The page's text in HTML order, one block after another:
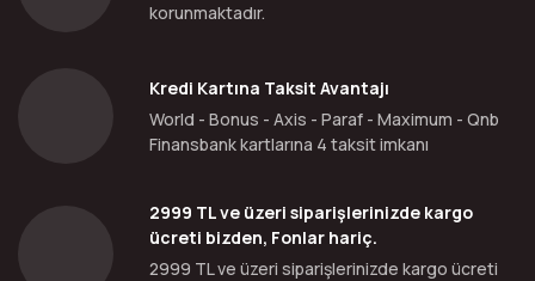
korunmaktadır.
Kredi Kartına Taksit Avantajı
World - Bonus - Axis - Paraf - Maximum - Qnb
Finansbank kartlarına 4 taksit imkanı
2999 TL ve üzeri siparişlerinizde kargo
ücreti bizden, Fonlar hariç.
2999 TL ve üzeri siparişlerinizde kargo ücreti